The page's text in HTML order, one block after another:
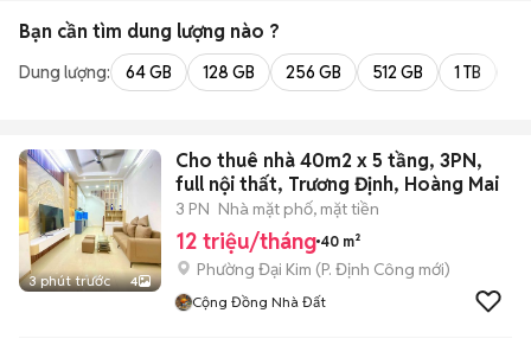
Bạn cần tìm dung lượng nào ?
Dung lượng: 64 GB 128 GB 256 GB 512 GB 1 TB
3 phút trước 4
Cho thuê nhà 40m2 x 5 tầng, 3PN,
full nội thất, Trương Định, Hoàng Mai
3 PN Nhà mặt phố, mặt tiền
12 triệu/tháng 40 m²
Phường Đại Kim (P. Định Công mới)
Cộng Đồng Nhà Đất